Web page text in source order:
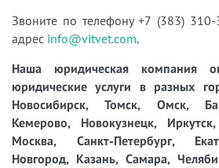
Звоните по телефону +7 (383)
адрес info@vitvet.com.
Наша юридическая компания
юридические услуги в разных
Новосибирск, Томск, Омск,
Кемерово, Новокузнецк,
Москва, Санкт-Петербург,
Новгород, Казань, Самара,